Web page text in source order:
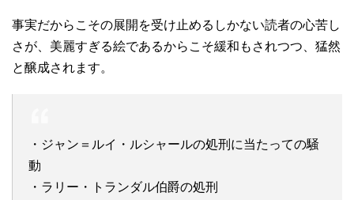
事実だからこその展開を受け止めるしかない読者の心苦し
さが、美麗すぎる絵であるからこそ緩和もされつつ、猛然
と醸成されます。
・ジャン＝ルイ・ルシャールの処刑に当たっての騒
動
・ラリー・トランダル伯爵の処刑